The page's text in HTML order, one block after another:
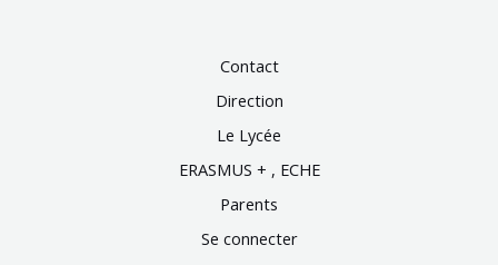
Contact
Direction
Le Lycée
ERASMUS + , ECHE
Parents
Se connecter